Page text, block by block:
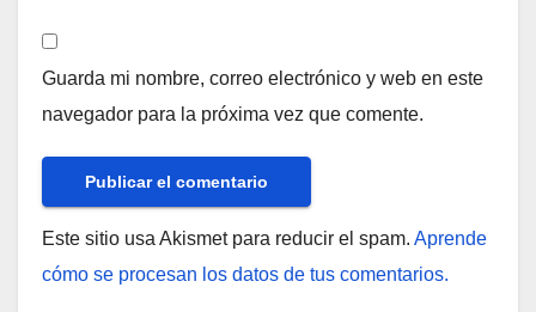
Guarda mi nombre, correo electrónico y web en este
navegador para la próxima vez que comente.
Este sitio usa Akismet para reducir el spam. Aprende
cómo se procesan los datos de tus comentarios.